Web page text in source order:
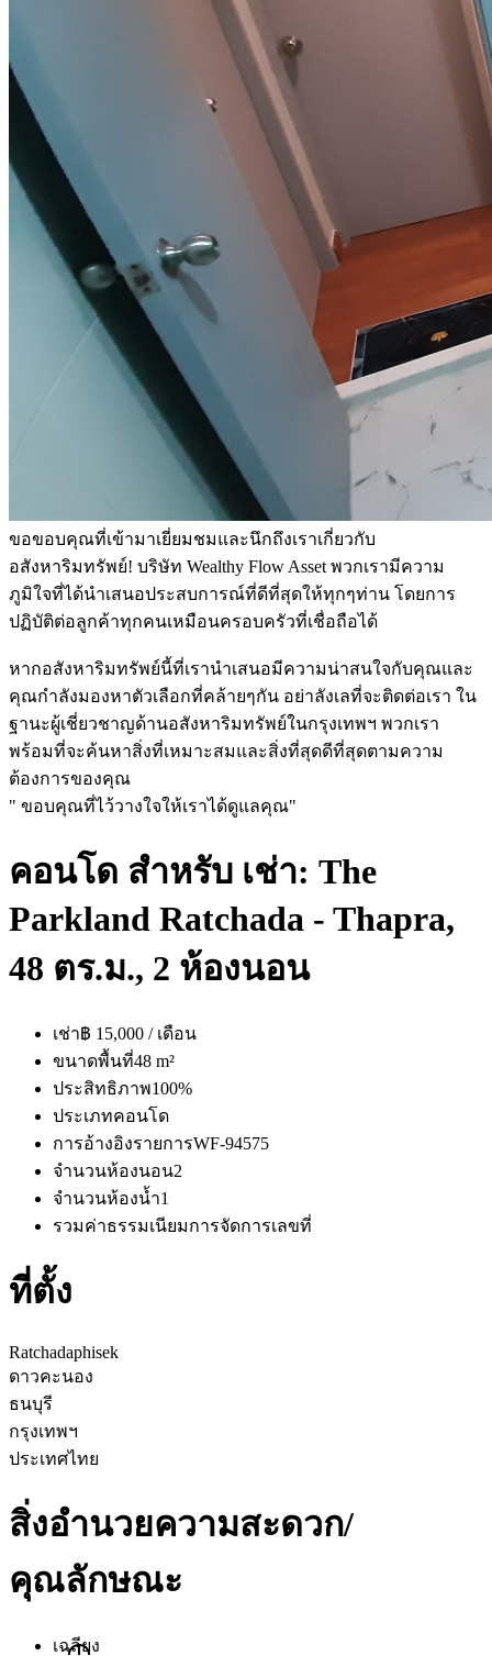
ขอขอบคุณที่เข้ามาเยี่ยมชมและนึกถึงเราเกี่ยวกับ
อสังหาริมทรัพย์! บริษัท Wealthy Flow Asset พวกเรามีความ
ภูมิใจที่ได้นำเสนอประสบการณ์ที่ดีที่สุดให้ทุกๆท่าน โดยการ
ปฏิบัติต่อลูกค้าทุกคนเหมือนครอบครัวที่เชื่อถือได้
หากอสังหาริมทรัพย์นี้ที่เรานำเสนอมีความน่าสนใจกับคุณและ
คุณกำลังมองหาตัวเลือกที่คล้ายๆกัน อย่าลังเลที่จะติดต่อเรา ใน
ฐานะผู้เชี่ยวชาญด้านอสังหาริมทรัพย์ในกรุงเทพฯ พวกเรา
พร้อมที่จะค้นหาสิ่งที่เหมาะสมและสิ่งที่สุดดีที่สุดตามความ
ต้องการของคุณ
" ขอบคุณที่ไว้วางใจให้เราได้ดูแลคุณ"
คอนโด สำหรับ เช่า: The
Parkland Ratchada - Thapra,
48 ตร.ม., 2 ห้องนอน
เช่า฿ 15,000 / เดือน
ขนาดพื้นที่48 m²
ประสิทธิภาพ100%
ประเภทคอนโด
การอ้างอิงรายการWF-94575
จำนวนห้องนอน2
จำนวนห้องน้ำ1
รวมค่าธรรมเนียมการจัดการเลขที่
ที่ตั้ง
Ratchadaphisek
ดาวคะนอง
ธนบุรี
กรุงเทพฯ
ประเทศไทย
สิ่งอำนวยความสะดวก/
คุณลักษณะ
เฉลียง